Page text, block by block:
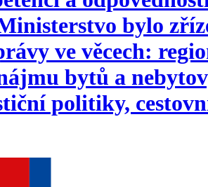
bylo
ve věcech:
bytů a
politiky,